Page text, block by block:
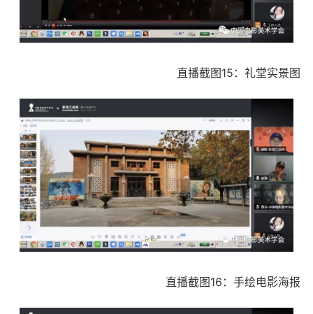
直播截图15：礼堂实景图
直播截图16：手绘电影海报